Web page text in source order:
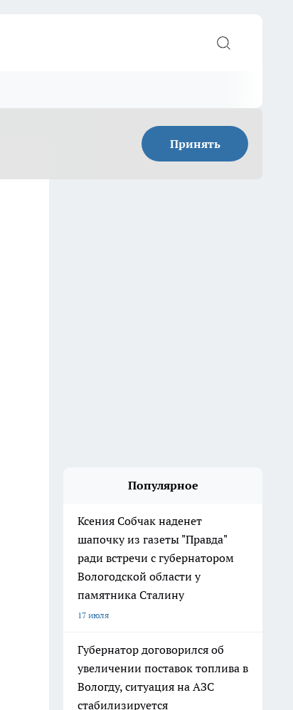
Принять
Популярное
Ксения Собчак наденет
шапочку из газеты "Правда"
ради встречи с губернатором
Вологодской области у
памятника Сталину
17 июля
Губернатор договорился об
увеличении поставок топлива в
Вологду, ситуация на АЗС
стабилизируется